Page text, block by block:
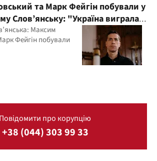
та Марк Фейгін побували у
Слов’янську: "Україна виграла
Максим
Фейгін побували
Повідомити про корупцію
+38 (044) 303 99 33